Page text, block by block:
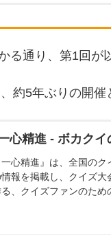
る通り、第1回が
約5年ぶりの開催
心精進 - ボカクイ
一心精進』は、全国の
情報を掲載し、クイズ
、クイズファンのため